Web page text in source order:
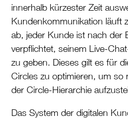
innerhalb kürzester Zeit
Kundenkommunikation läuft
ab, jeder Kunde ist nach der
verpflichtet, seinem Live-
zu geben. Dieses gilt es für
Circles zu optimieren, um so
der Circle-Hierarchie
Das System der digitalen